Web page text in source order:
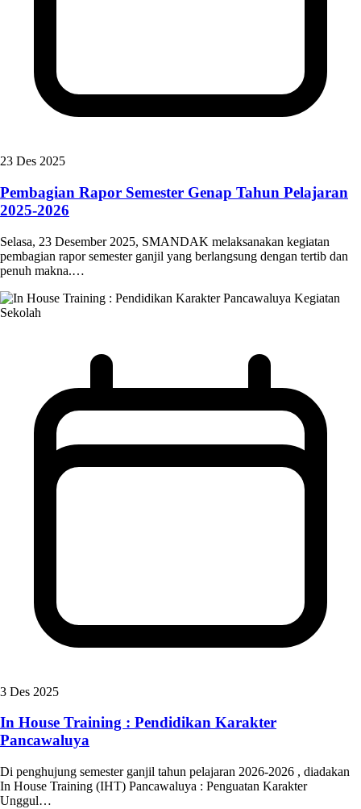
23 Des 2025
Pembagian Rapor Semester Genap Tahun Pelajaran
2025-2026
Selasa, 23 Desember 2025, SMANDAK melaksanakan kegiatan
pembagian rapor semester ganjil yang berlangsung dengan tertib dan
penuh makna.…
Kegiatan
Sekolah
3 Des 2025
In House Training : Pendidikan Karakter
Pancawaluya
Di penghujung semester ganjil tahun pelajaran 2026-2026 , diadakan
In House Training (IHT) Pancawaluya : Penguatan Karakter
Unggul…